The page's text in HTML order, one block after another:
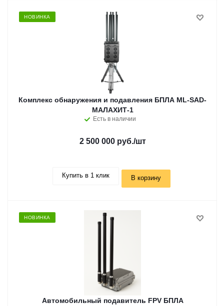
НОВИНКА
Комплекс обнаружения и подавления БПЛА ML-SAD-
МАЛАХИТ-1
Есть в наличии
2 500 000 руб./шт
Купить в 1 клик В корзину
НОВИНКА
Автомобильный подавитель FPV БПЛА